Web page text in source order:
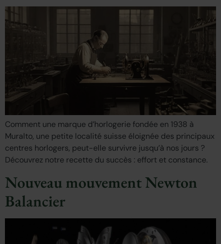
Comment une marque d’horlogerie fondée en 1938 à
Muralto, une petite localité suisse éloignée des principaux
centres horlogers, peut-elle survivre jusqu’à nos jours ?
Découvrez notre recette du succès : effort et constance.
Nouveau mouvement Newton
Balancier